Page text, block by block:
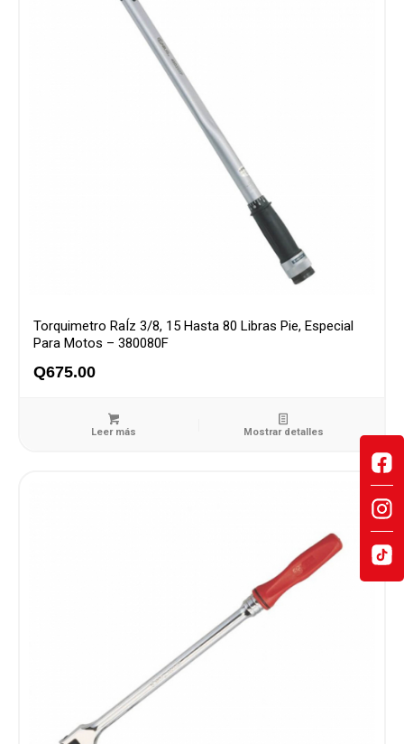
Torquimetro RaÍz 3/8, 15 Hasta 80 Libras Pie, Especial
Para Motos – 380080F
Q675.00
Leer más Mostrar detalles